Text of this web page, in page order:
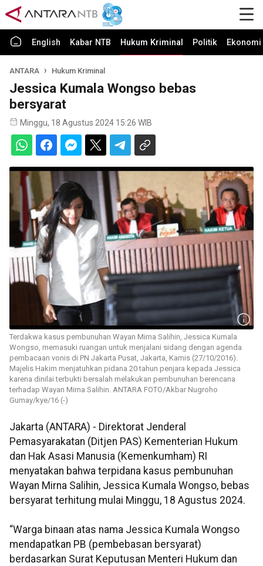
English Kabar NTB Hukum Kriminal Politik
ANTARA Hukum Kriminal
Jessica Kumala Wongso bebas
bersyarat
Minggu, 18 Agustus 2024 15:26 WIB
Terdakwa kasus pembunuhan Wayan Mirna Salihin, Jessica Kumala
Wongso, memasuki ruangan untuk menjalani sidang dengan agenda
pembacaan vonis di PN Jakarta Pusat, Jakarta, Kamis (27/10/2016).
Majelis Hakim menjatuhkan pidana 20 tahun penjara kepada Jessica
karena dinilai terbukti bersalah melakukan pembunuhan berencana
terhadap Wayan Mirna Salihin. ANTARA FOTO/Akbar Nugroho
Gumay/kye/16 (-)
Jakarta (ANTARA) - Direktorat Jenderal
Pemasyarakatan (Ditjen PAS) Kementerian Hukum
dan Hak Asasi Manusia (Kemenkumham) RI
menyatakan bahwa terpidana kasus pembunuhan
Wayan Mirna Salihin, Jessica Kumala Wongso, bebas
bersyarat terhitung mulai Minggu, 18 Agustus 2024.
“Warga binaan atas nama Jessica Kumala Wongso
mendapatkan PB (pembebasan bersyarat)
berdasarkan Surat Keputusan Menteri Hukum dan